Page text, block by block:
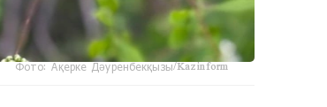
Фото: Ақерке Дәуренбекқызы/Kazinform